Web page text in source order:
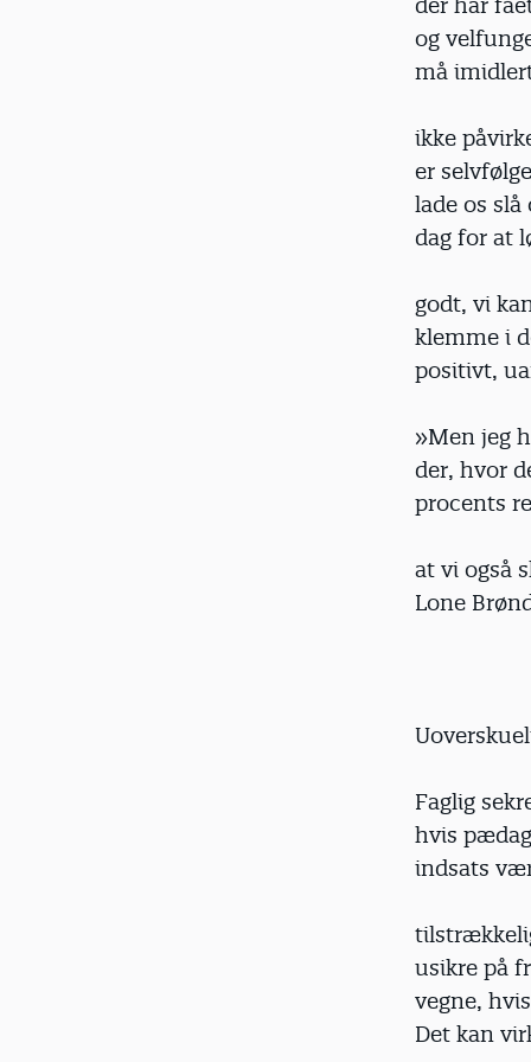
og
må
ikke
er
lade os
dag for at
godt, vi
klemme i
positivt,
»Men jeg
der, hvor
procents
at vi også
Lone
Faglig
hvis
indsats
usikre på
vegne,
Det kan